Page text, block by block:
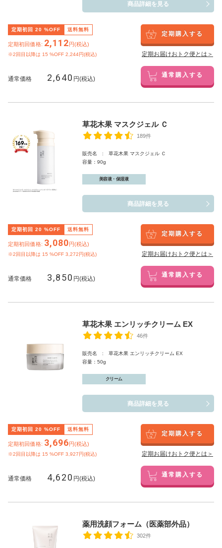
商品詳細を見る
定期初回 20 %OFF 送料無料
定期初回価格: 2,112円(税込)
※2回目以降は 15 %OFF 2,244円(税込)
定期購入する
定期お届けおトク便とは＞
通常価格 2,640 円(税込) 通常購入する
草花木果 マスクジェル Ｃ
189件
販売名 : 草花木果 マスクジェル Ｃ
容量：90g
美容液・保湿液
商品詳細を見る
定期初回 20 %OFF 送料無料
定期初回価格: 3,080円(税込)
※2回目以降は 15 %OFF 3,272円(税込)
定期購入する
定期お届けおトク便とは＞
通常価格 3,850 円(税込) 通常購入する
草花木果 エンリッチクリーム EX
46件
販売名 : 草花木果 エンリッチクリーム EX
容量：50g
クリーム
商品詳細を見る
定期初回 20 %OFF 送料無料
定期初回価格: 3,696円(税込)
※2回目以降は 15 %OFF 3,927円(税込)
定期購入する
定期お届けおトク便とは＞
通常価格 4,620 円(税込) 通常購入する
薬用洗顔フォーム（医薬部外品）
302件